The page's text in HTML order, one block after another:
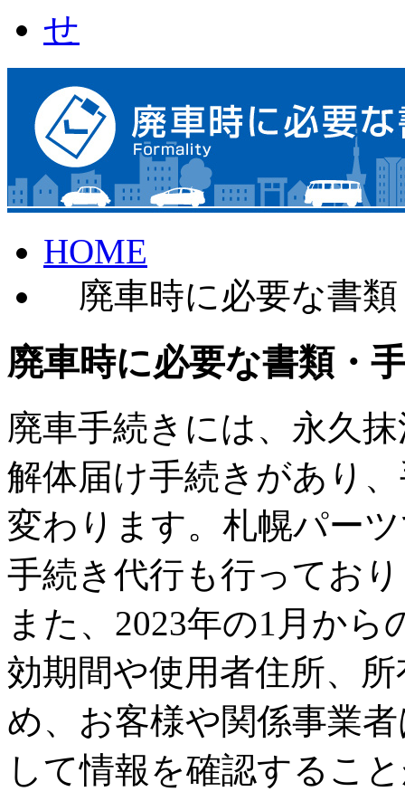
HOME
廃車時に必要な書類
廃車時に必要な書類・
廃車手続きには、永久
解体届け手続きがあり
変わります。札幌パー
手続き代行も行ってお
また、2023年の1月か
効期間や使用者住所、
め、お客様や関係事業
して情報を確認するこ